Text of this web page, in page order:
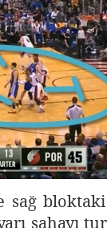
sağ
sahayı